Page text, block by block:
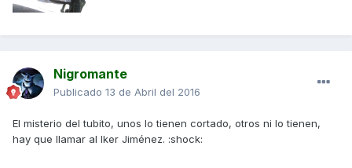
Nigromante
Publicado 13 de Abril del 2016
El misterio del tubito, unos lo tienen cortado, otros ni lo tienen,
hay que llamar al Iker Jiménez. :shock: